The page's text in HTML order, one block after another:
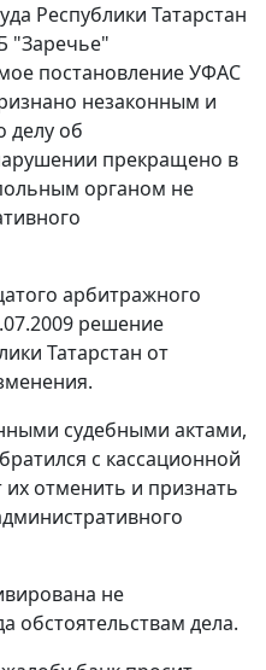
Республики Татарстан
"Заречье"
постановление УФАС
незаконным и
делу об
прекращено в
органом не
арбитражного
решение
Татарстан от
судебными актами,
с кассационной
отменить и признать
не
обстоятельствам дела.